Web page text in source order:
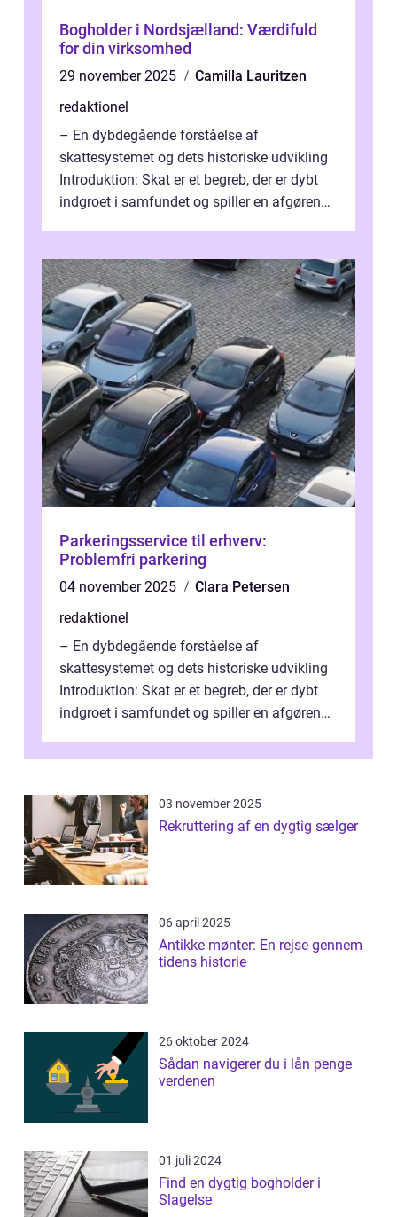
Bogholder i Nordsjælland: Værdifuld
for din virksomhed
29 november 2025
Camilla Lauritzen
redaktionel
– En dybdegående forståelse af
skattesystemet og dets historiske udvikling
Introduktion: Skat er et begreb, der er dybt
indgroet i samfundet og spiller en afgørende
Parkeringsservice til erhverv:
Problemfri parkering
04 november 2025
Clara Petersen
redaktionel
– En dybdegående forståelse af
skattesystemet og dets historiske udvikling
Introduktion: Skat er et begreb, der er dybt
indgroet i samfundet og spiller en afgørende
03 november 2025
Rekruttering af en dygtig sælger
06 april 2025
Antikke mønter: En rejse gennem
tidens historie
26 oktober 2024
Sådan navigerer du i lån penge
verdenen
01 juli 2024
Find en dygtig bogholder i
Slagelse